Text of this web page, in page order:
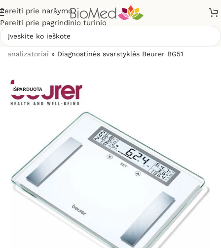
Pereiti prie naršymo
Pereiti prie pagrindinio turinio
analizatoriai » Diagnostinės svarstyklės Beurer BG51
IŠPARDUOTA